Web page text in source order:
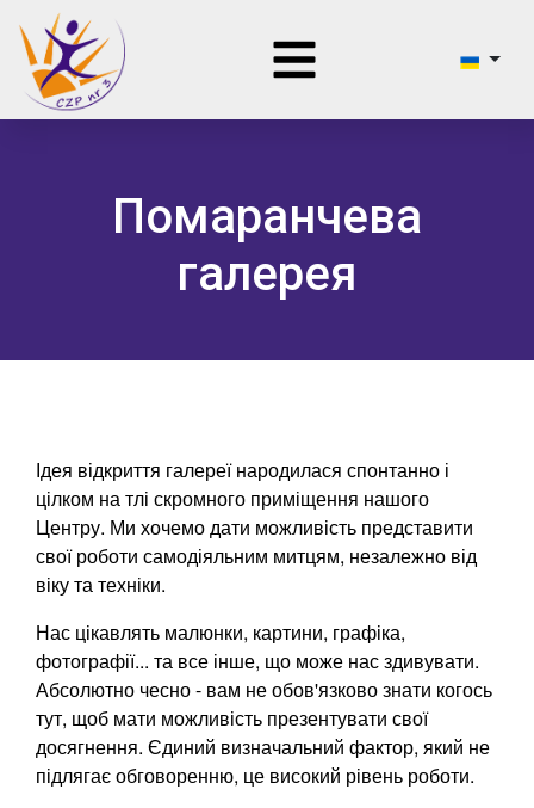
Помаранчева
галерея
Ідея відкриття галереї народилася спонтанно і
цілком на тлі скромного приміщення нашого
Центру. Ми хочемо дати можливість представити
свої роботи самодіяльним митцям, незалежно від
віку та техніки.
Нас цікавлять малюнки, картини, графіка,
фотографії... та все інше, що може нас здивувати.
Абсолютно чесно - вам не обов'язково знати когось
тут, щоб мати можливість презентувати свої
досягнення. Єдиний визначальний фактор, який не
підлягає обговоренню, це високий рівень роботи.